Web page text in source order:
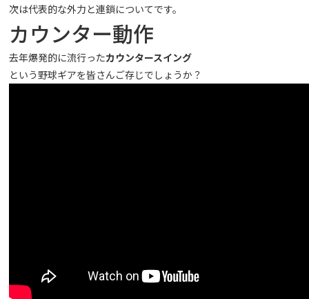
次は代表的な外力と連鎖についてです。
カウンター動作
去年爆発的に流行ったカウンタースイング
という野球ギアを皆さんご存じでしょうか？